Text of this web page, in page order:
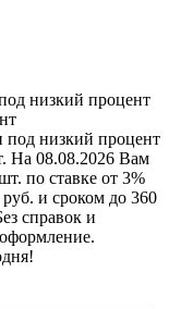
низкий процент
низкий процент
На 08.08.2026 Вам
по ставке от 3%
и сроком до 360
справок и